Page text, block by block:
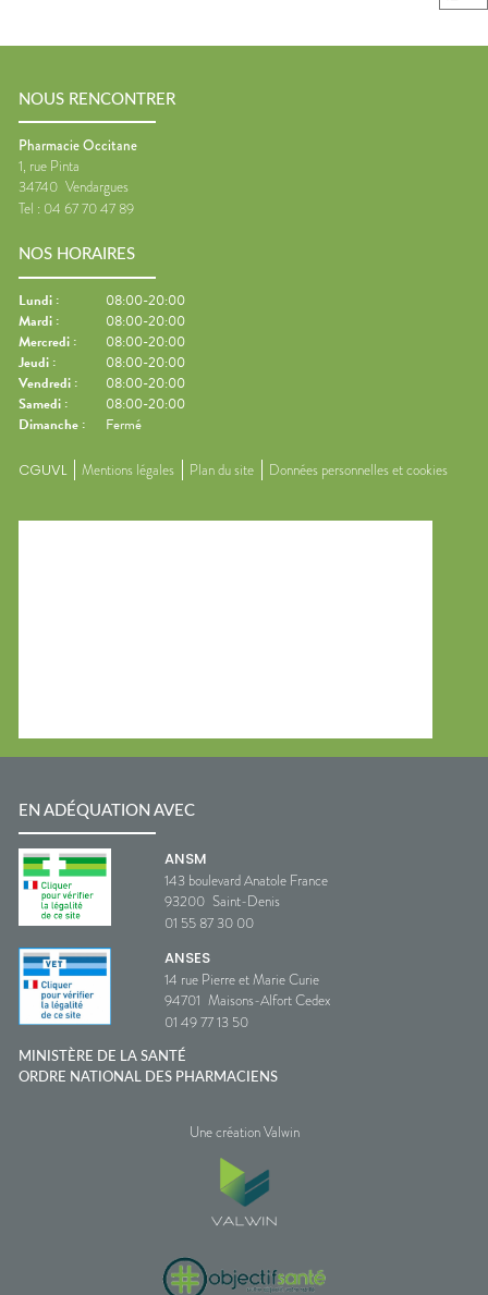
NOUS RENCONTRER
Pharmacie Occitane
1, rue Pinta
34740 Vendargues
Tel : 04 67 70 47 89
NOS HORAIRES
Lundi :
08:00-20:00
Mardi :
08:00-20:00
Mercredi :
08:00-20:00
Jeudi :
08:00-20:00
Vendredi :
08:00-20:00
Samedi :
08:00-20:00
Dimanche : Fermé
CGUVL Mentions légales Plan du site Données personnelles et cookies
EN ADÉQUATION AVEC
ANSM
143 boulevard Anatole France
93200 Saint-Denis
01 55 87 30 00
ANSES
14 rue Pierre et Marie Curie
94701 Maisons-Alfort Cedex
01 49 77 13 50
MINISTÈRE DE LA SANTÉ
ORDRE NATIONAL DES PHARMACIENS
Une création Valwin